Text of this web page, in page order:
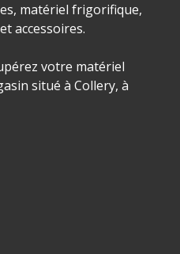
matériel frigorifique,
accessoires.
votre matériel
situé à Collery, à